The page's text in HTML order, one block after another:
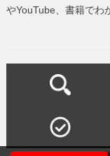
やYouTube、書籍でわ